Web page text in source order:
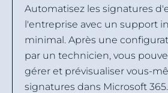
Automatisez les signatures
l'entreprise avec un support
minimal. Après une
par un technicien, vous
gérer et prévisualiser vous-
signatures dans Microsoft